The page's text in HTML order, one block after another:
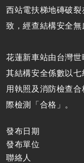
西站電扶梯地磚破
致，經查結構安全無
花蓮新車站由台灣世
其結構安全係數以
用執照及消防檢查
際檢測「合格」。
發布日期
發布單位
聯絡人